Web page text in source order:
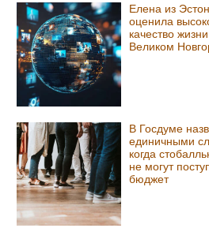
Елена из
оценила
качество
Великом
В Госдуме
единичными
когда
не могут
бюджет